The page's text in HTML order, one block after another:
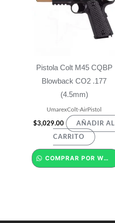
Pistola Colt M45 CQBP
Blowback CO2 .177
(4.5mm)
UmarexColt-AirPistol
$3,029.00 AÑADIR AL
CARRITO
COMPRAR POR WHATSAPP